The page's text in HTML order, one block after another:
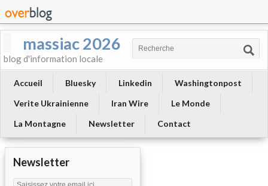
massiac 2026
blog d'information locale
Accueil Bluesky Linkedin
Washingtonpost
Verite Ukrainienne
Iran Wire
Le Monde
La Montagne
Newsletter Contact
Newsletter